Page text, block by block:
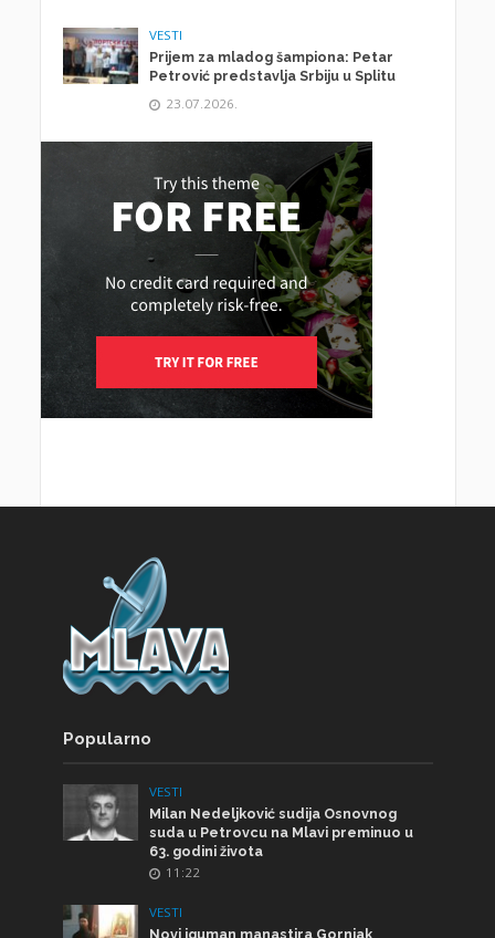
VESTI
Prijem za mladog šampiona: Petar
Petrović predstavlja Srbiju u Splitu
23.07.2026.
Popularno
VESTI
Milan Nedeljković sudija Osnovnog
suda u Petrovcu na Mlavi preminuo u
63. godini života
11:22
VESTI
Novi iguman manastira Gornjak